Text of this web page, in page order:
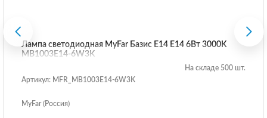
Лампа светодиодная MyFar Базис E14 E14 6Вт 3000K
MB1003E14-6W3K
На складе 500 шт.
Артикул: MFR_MB1003E14-6W3K
MyFar (Россия)